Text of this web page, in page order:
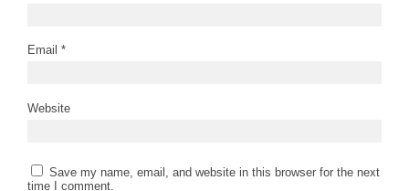
Email *
Website
Save my name, email, and website in this browser for the next
time I comment.